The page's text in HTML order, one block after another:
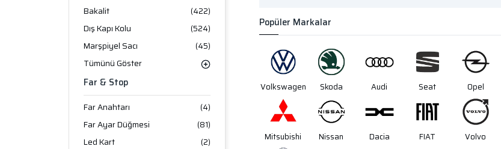
Bakalit
(422)
Dış Kapı Kolu
(524)
Marşpiyel Sacı
(45)
Tümünü Göster
Far & Stop
Far Anahtarı
(4)
Far Ayar Düğmesi
(81)
Led Kart
(2)
Popüler Markalar
Volkswagen Skoda Audi Seat Opel
Mitsubishi Nissan Dacia FIAT Volvo